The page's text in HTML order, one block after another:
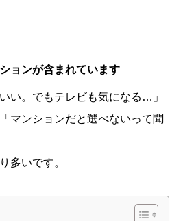
ョンが含まれています
い。でもテレビも気になる…」
マンションだと選べないって聞
多いです。